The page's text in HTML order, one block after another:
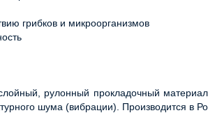
грибков и микроорганизмов
рулонный прокладочный
шума (вибрации). Производится в